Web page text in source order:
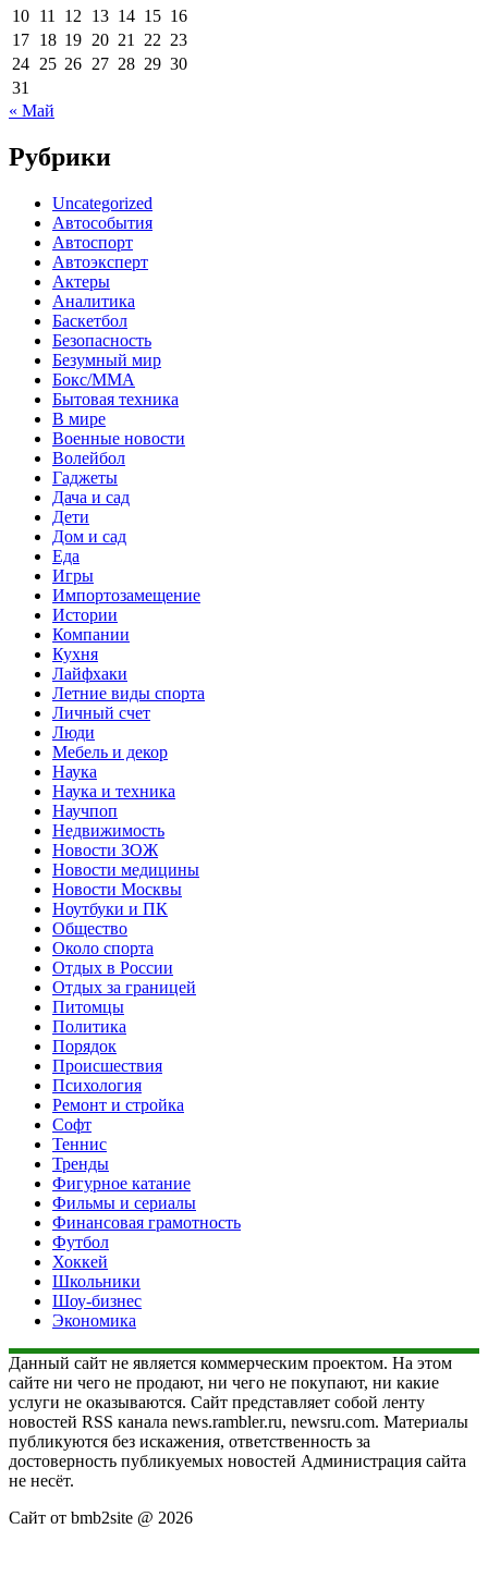
10 11 12 13 14 15 16
17 18 19 20 21 22 23
24 25 26 27 28 29 30
31
« Май
Рубрики
Uncategorized
Автособытия
Автоспорт
Автоэксперт
Актеры
Аналитика
Баскетбол
Безопасность
Безумный мир
Бокс/MMA
Бытовая техника
В мире
Военные новости
Волейбол
Гаджеты
Дача и сад
Дети
Дом и сад
Еда
Игры
Импортозамещение
Истории
Компании
Кухня
Лайфхаки
Летние виды спорта
Личный счет
Люди
Мебель и декор
Наука
Наука и техника
Научпоп
Недвижимость
Новости ЗОЖ
Новости медицины
Новости Москвы
Ноутбуки и ПК
Общество
Около спорта
Отдых в России
Отдых за границей
Питомцы
Политика
Порядок
Происшествия
Психология
Ремонт и стройка
Софт
Теннис
Тренды
Фигурное катание
Фильмы и сериалы
Финансовая грамотность
Футбол
Хоккей
Школьники
Шоу-бизнес
Экономика
Данный сайт не является коммерческим проектом. На этом
сайте ни чего не продают, ни чего не покупают, ни какие
услуги не оказываются. Сайт представляет собой ленту
новостей RSS канала news.rambler.ru, newsru.com. Материалы
публикуются без искажения, ответственность за
достоверность публикуемых новостей Администрация сайта
не несёт.
Сайт от bmb2site @ 2026